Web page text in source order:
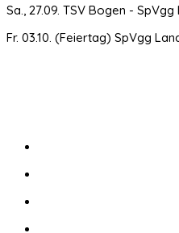
Sa., 27.09. TSV Bogen - SpVgg
Fr. 03.10. (Feiertag) SpVgg